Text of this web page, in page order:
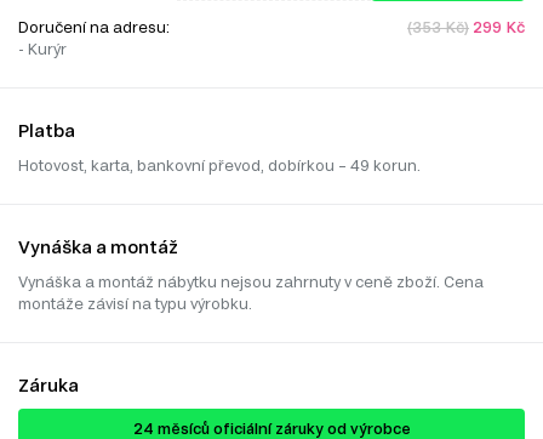
Doručení na adresu:
- Kurýr
(353 Kč) 299 Kč
Platba
Hotovost, karta, bankovní převod, dobírkou – 49 korun.
Vynáška a montáž
Vynáška a montáž nábytku nejsou zahrnuty v ceně zboží. Cena
montáže závisí na typu výrobku.
Záruka
24 ​​​​měsíců oficiální záruky od výrobce